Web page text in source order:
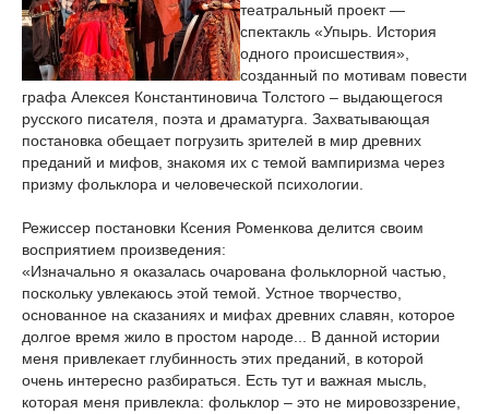
театральный проект —
спектакль «Упырь. История
одного происшествия»,
созданный по мотивам повести
графа Алексея Константиновича Толстого – выдающегося
русского писателя, поэта и драматурга. Захватывающая
постановка обещает погрузить зрителей в мир древних
преданий и мифов, знакомя их с темой вампиризма через
призму фольклора и человеческой психологии.
Режиссер постановки Ксения Роменкова делится своим
восприятием произведения:
«Изначально я оказалась очарована фольклорной частью,
поскольку увлекаюсь этой темой. Устное творчество,
основанное на сказаниях и мифах древних славян, которое
долгое время жило в простом народе... В данной истории
меня привлекает глубинность этих преданий, в которой
очень интересно разбираться. Есть тут и важная мысль,
которая меня привлекла: фольклор – это не мировоззрение,